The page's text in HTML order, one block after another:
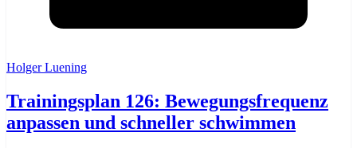
Holger Luening
Trainingsplan 126: Bewegungsfrequenz
anpassen und schneller schwimmen